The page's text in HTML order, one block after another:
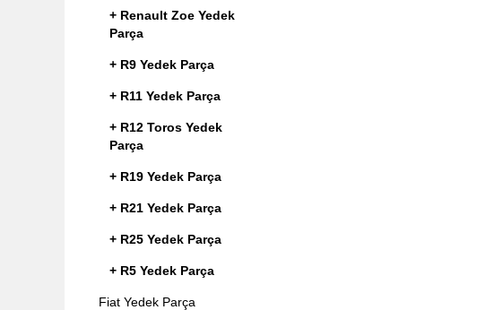
+ Renault Zoe Yedek
Parça
+ R9 Yedek Parça
+ R11 Yedek Parça
+ R12 Toros Yedek
Parça
+ R19 Yedek Parça
+ R21 Yedek Parça
+ R25 Yedek Parça
+ R5 Yedek Parça
Fiat Yedek Parça